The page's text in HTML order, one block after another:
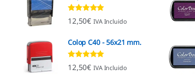
Valorado con
4.96de 5
12,50€ IVA Incluido
Colop C40 - 56x21 mm.
Valorado con
4.88de 5
12,50€ IVA Incluido